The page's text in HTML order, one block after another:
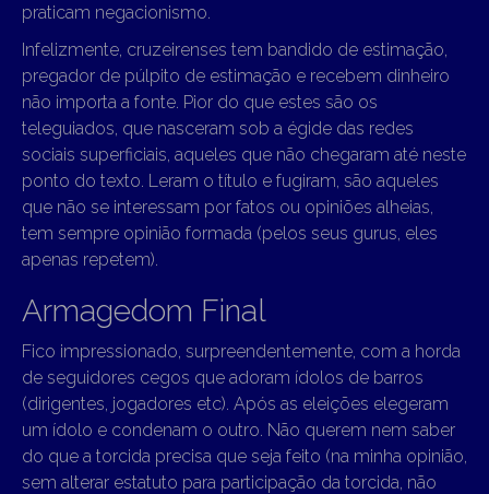
praticam negacionismo.
Infelizmente, cruzeirenses tem bandido de estimação,
pregador de púlpito de estimação e recebem dinheiro
não importa a fonte. Pior do que estes são os
teleguiados, que nasceram sob a égide das redes
sociais superficiais, aqueles que não chegaram até neste
ponto do texto. Leram o título e fugiram, são aqueles
que não se interessam por fatos ou opiniões alheias,
tem sempre opinião formada (pelos seus gurus, eles
apenas repetem).
Armagedom Final
Fico impressionado, surpreendentemente, com a horda
de seguidores cegos que adoram ídolos de barros
(dirigentes, jogadores etc). Após as eleições elegeram
um ídolo e condenam o outro. Não querem nem saber
do que a torcida precisa que seja feito (na minha opinião,
sem alterar estatuto para participação da torcida, não